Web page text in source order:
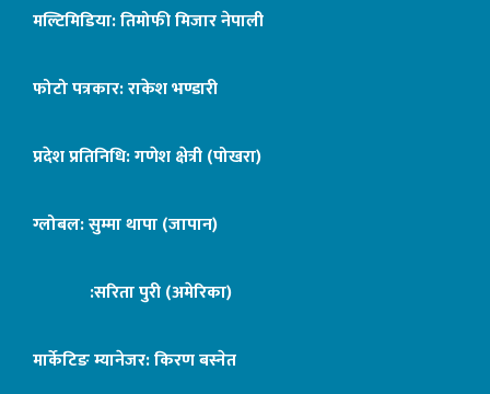
मल्टिमिडिया: तिमोफी मिजार नेपाली
फोटो पत्रकार: राकेश भण्डारी
प्रदेश प्रतिनिधि: गणेश क्षेत्री (पोखरा)
ग्लोबल: सुम्मा थापा (जापान)
:सरिता पुरी (अमेरिका)
मार्केटिङ म्यानेजर: किरण बस्नेत